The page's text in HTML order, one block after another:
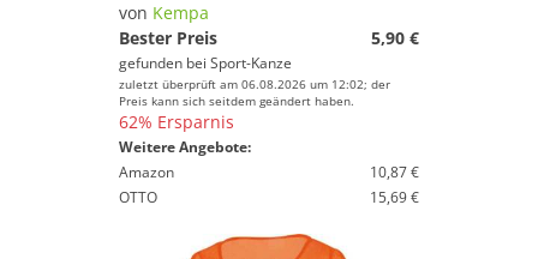
von Kempa
Bester Preis
5,90 €
gefunden bei Sport-Kanze
zuletzt überprüft am 06.08.2026 um 12:02; der
Preis kann sich seitdem geändert haben.
62% Ersparnis
Weitere Angebote:
Amazon
10,87 €
OTTO
15,69 €